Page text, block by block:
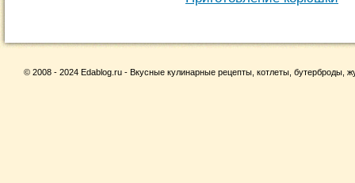
© 2008 - 2024 Edablog.ru - Вкусные кулинарные рецепты, котлеты, бутерброды,